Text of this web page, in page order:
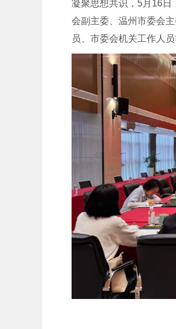
凝聚思想共识，5月16
会副主委、温州市委会
员、市委会机关工作人